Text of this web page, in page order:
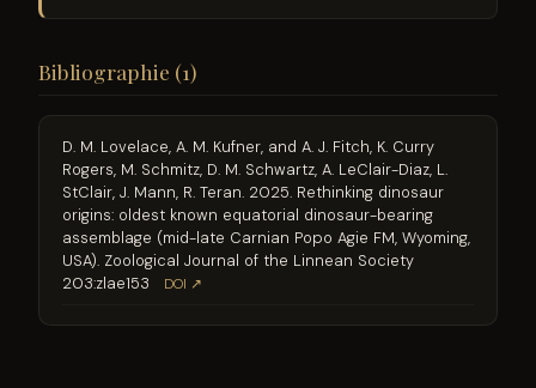
Bibliographie (1)
D. M. Lovelace, A. M. Kufner, and A. J. Fitch, K. Curry
Rogers, M. Schmitz, D. M. Schwartz, A. LeClair-Diaz, L.
StClair, J. Mann, R. Teran. 2025. Rethinking dinosaur
origins: oldest known equatorial dinosaur-bearing
assemblage (mid-late Carnian Popo Agie FM, Wyoming,
USA). Zoological Journal of the Linnean Society
203:zlae153
DOI ↗